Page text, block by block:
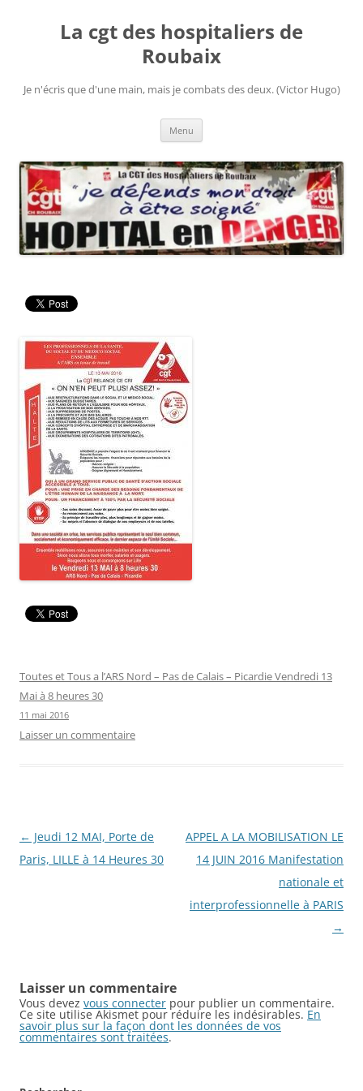
contenuLa cgt des hospitaliers de
Roubaix
Je n'écris que d'une main, mais je combats des deux. (Victor Hugo)
Menu
Toutes et Tous a l’ARS Nord – Pas de Calais – Picardie Vendredi 13
Mai à 8 heures 30
11 mai 2016
Laisser un commentaire
Navigation
des
← Jeudi 12 MAI, Porte de
Paris, LILLE à 14 Heures 30
APPEL A LA MOBILISATION LE
14 JUIN 2016 Manifestation
nationale et
interprofessionnelle à PARIS
→
Laisser un commentaire
Vous devez vous connecter pour publier un commentaire.
Ce site utilise Akismet pour réduire les indésirables. En
savoir plus sur la façon dont les données de vos
commentaires sont traitées.